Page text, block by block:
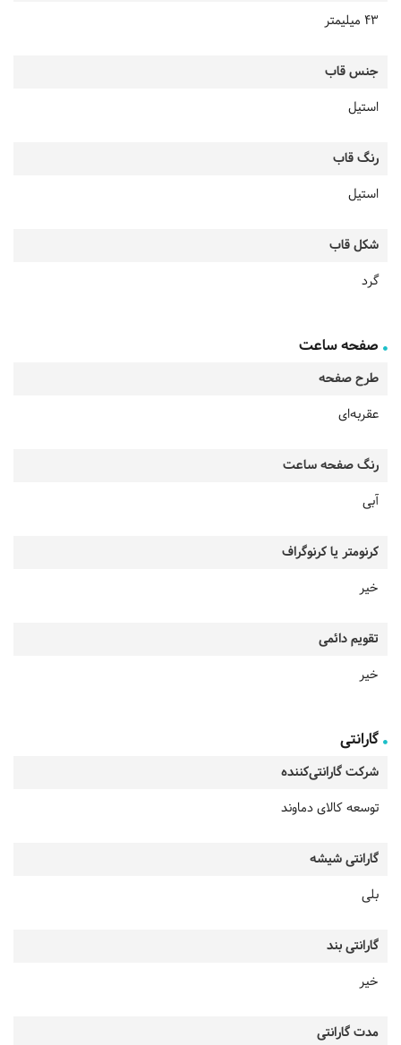
43 میلیمتر
جنس قاب
استیل
رنگ قاب
استیل
شکل قاب
گرد
صفحه ساعت
طرح صفحه
عقربه‌ای
رنگ صفحه ساعت
آبی
کرنومتر یا کرنوگراف
خیر
تقویم دائمی
خیر
گارانتی
شرکت گارانتی‌کننده
توسعه کالای دماوند
گارانتی شیشه
بلی
گارانتی بند
خیر
مدت گارانتی